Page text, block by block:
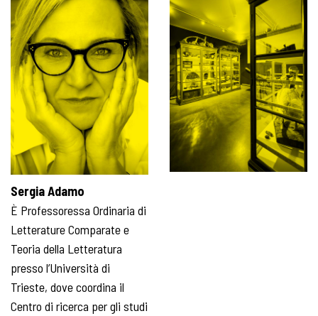
Sergia Adamo
È Professoressa Ordinaria di
Letterature Comparate e
Teoria della Letteratura
presso l’Università di
Trieste, dove coordina il
Centro di ricerca per gli studi